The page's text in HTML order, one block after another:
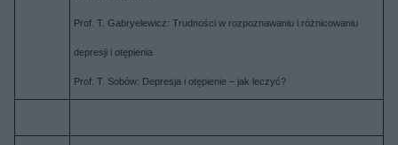
Prof. T. Gabryelewicz: Trudności w rozpoznawaniu i różnicowaniu
depresji i otępienia
Prof. T. Sobów: Depresja i otępienie – jak leczyć?